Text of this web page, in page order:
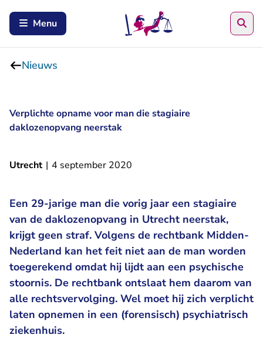
Menu
Nieuws
Verplichte opname voor man die stagiaire
daklozenopvang neerstak
Utrecht | 4 september 2020
Een 29-jarige man die vorig jaar een stagiaire
van de daklozenopvang in Utrecht neerstak,
krijgt geen straf. Volgens de rechtbank Midden-
Nederland kan het feit niet aan de man worden
toegerekend omdat hij lijdt aan een psychische
stoornis. De rechtbank ontslaat hem daarom van
alle rechtsvervolging. Wel moet hij zich verplicht
laten opnemen in een (forensisch) psychiatrisch
ziekenhuis.